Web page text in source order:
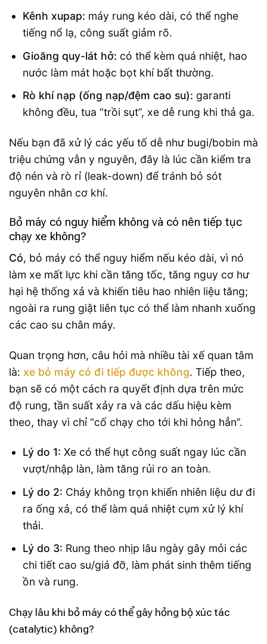
Kênh xupap: máy rung kéo dài, có thể nghe
tiếng nổ lạ, công suất giảm rõ.
Gioăng quy-lát hở: có thể kèm quá nhiệt, hao
nước làm mát hoặc bọt khí bất thường.
Rò khí nạp (ống nạp/đệm cao su): garanti
không đều, tua “trồi sụt”, xe dễ rung khi thả ga.
Nếu bạn đã xử lý các yếu tố dễ như bugi/bobin mà
triệu chứng vẫn y nguyên, đây là lúc cần kiểm tra
độ nén và rò rỉ (leak-down) để tránh bỏ sót
nguyên nhân cơ khí.
Bỏ máy có nguy hiểm không và có nên tiếp tục
chạy xe không?
Có, bỏ máy có thể nguy hiểm nếu kéo dài, vì nó
làm xe mất lực khi cần tăng tốc, tăng nguy cơ hư
hại hệ thống xả và khiến tiêu hao nhiên liệu tăng;
ngoài ra rung giật liên tục có thể làm nhanh xuống
các cao su chân máy.
Quan trọng hơn, câu hỏi mà nhiều tài xế quan tâm
là: xe bỏ máy có đi tiếp được không. Tiếp theo,
bạn sẽ có một cách ra quyết định dựa trên mức
độ rung, tần suất xảy ra và các dấu hiệu kèm
theo, thay vì chỉ “cố chạy cho tới khi hỏng hẳn”.
Lý do 1: Xe có thể hụt công suất ngay lúc cần
vượt/nhập làn, làm tăng rủi ro an toàn.
Lý do 2: Cháy không trọn khiến nhiên liệu dư đi
ra ống xả, có thể làm quá nhiệt cụm xử lý khí
thải.
Lý do 3: Rung theo nhịp lâu ngày gây mỏi các
chi tiết cao su/giá đỡ, làm phát sinh thêm tiếng
ồn và rung.
Chạy lâu khi bỏ máy có thể gây hỏng bộ xúc tác
(catalytic) không?